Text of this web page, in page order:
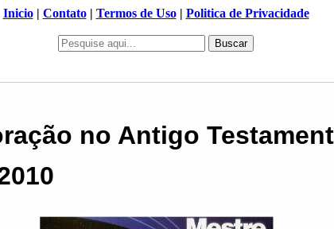
Inicio| Contato| Termos de Uso| Politica de Privacidade
Buscar
no Antigo